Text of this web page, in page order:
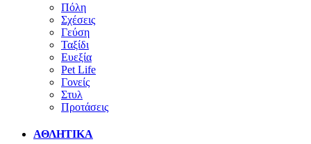
Πόλη
Σχέσεις
Γεύση
Ταξίδι
Ευεξία
Pet Life
Γονείς
Στυλ
Προτάσεις
ΑΘΛΗΤΙΚΑ